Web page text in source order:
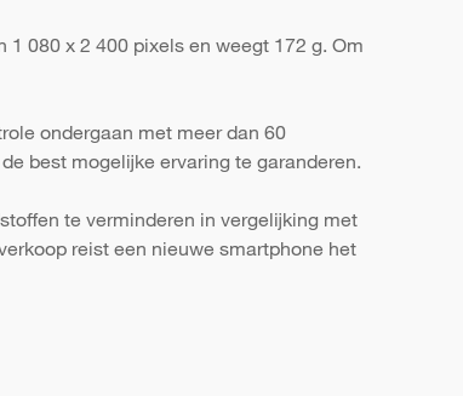
080 x 2 400 pixels en weegt 172 g. Om
ondergaan met meer dan 60
best mogelijke ervaring te garanderen.
te verminderen in vergelijking met
reist een nieuwe smartphone het